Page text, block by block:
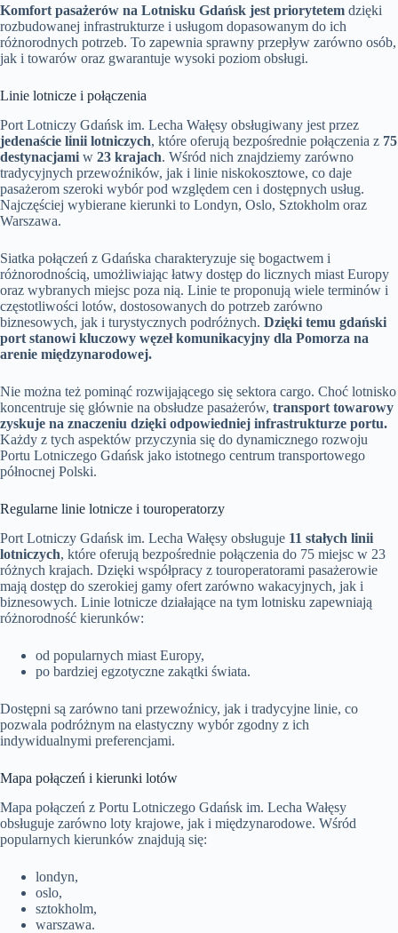
Komfort pasażerów na Lotnisku Gdańsk jest priorytetem dzięki
rozbudowanej infrastrukturze i usługom dopasowanym do ich
różnorodnych potrzeb. To zapewnia sprawny przepływ zarówno osób,
jak i towarów oraz gwarantuje wysoki poziom obsługi.
Linie lotnicze i połączenia
Port Lotniczy Gdańsk im. Lecha Wałęsy obsługiwany jest przez
jedenaście linii lotniczych, które oferują bezpośrednie połączenia z 75
destynacjami w 23 krajach. Wśród nich znajdziemy zarówno
tradycyjnych przewoźników, jak i linie niskokosztowe, co daje
pasażerom szeroki wybór pod względem cen i dostępnych usług.
Najczęściej wybierane kierunki to Londyn, Oslo, Sztokholm oraz
Warszawa.
Siatka połączeń z Gdańska charakteryzuje się bogactwem i
różnorodnością, umożliwiając łatwy dostęp do licznych miast Europy
oraz wybranych miejsc poza nią. Linie te proponują wiele terminów i
częstotliwości lotów, dostosowanych do potrzeb zarówno
biznesowych, jak i turystycznych podróżnych. Dzięki temu gdański
port stanowi kluczowy węzeł komunikacyjny dla Pomorza na
arenie międzynarodowej.
Nie można też pominąć rozwijającego się sektora cargo. Choć lotnisko
koncentruje się głównie na obsłudze pasażerów, transport towarowy
zyskuje na znaczeniu dzięki odpowiedniej infrastrukturze portu.
Każdy z tych aspektów przyczynia się do dynamicznego rozwoju
Portu Lotniczego Gdańsk jako istotnego centrum transportowego
północnej Polski.
Regularne linie lotnicze i touroperatorzy
Port Lotniczy Gdańsk im. Lecha Wałęsy obsługuje 11 stałych linii
lotniczych, które oferują bezpośrednie połączenia do 75 miejsc w 23
różnych krajach. Dzięki współpracy z touroperatorami pasażerowie
mają dostęp do szerokiej gamy ofert zarówno wakacyjnych, jak i
biznesowych. Linie lotnicze działające na tym lotnisku zapewniają
różnorodność kierunków:
od popularnych miast Europy,
po bardziej egzotyczne zakątki świata.
Dostępni są zarówno tani przewoźnicy, jak i tradycyjne linie, co
pozwala podróżnym na elastyczny wybór zgodny z ich
indywidualnymi preferencjami.
Mapa połączeń i kierunki lotów
Mapa połączeń z Portu Lotniczego Gdańsk im. Lecha Wałęsy
obsługuje zarówno loty krajowe, jak i międzynarodowe. Wśród
popularnych kierunków znajdują się:
londyn,
oslo,
sztokholm,
warszawa.